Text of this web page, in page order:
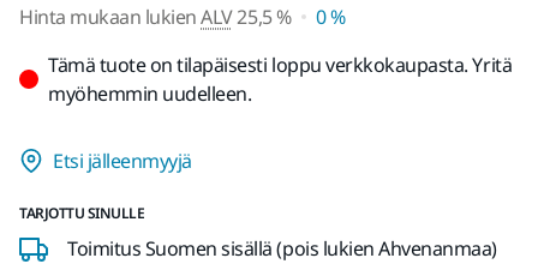
Hinta mukaan lukienALV25,5 %
0 %
Tämä tuote on tilapäisesti loppu verkkokaupasta. Yritä
myöhemmin uudelleen.
Etsi jälleenmyyjä
TARJOTTU SINULLE
Toimitus Suomen sisällä (pois lukien Ahvenanmaa)